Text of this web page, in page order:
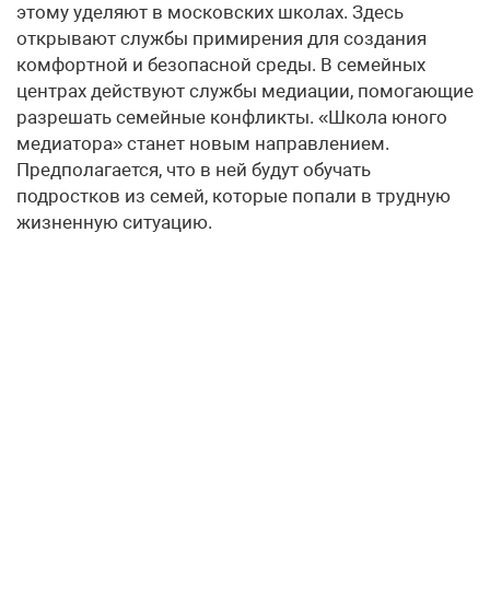
этому уделяют в московских школах. Здесь
открывают службы примирения для создания
комфортной и безопасной среды. В семейных
центрах действуют службы медиации, помогающие
разрешать семейные конфликты. «Школа юного
медиатора» станет новым направлением.
Предполагается, что в ней будут обучать
подростков из семей, которые попали в трудную
жизненную ситуацию.